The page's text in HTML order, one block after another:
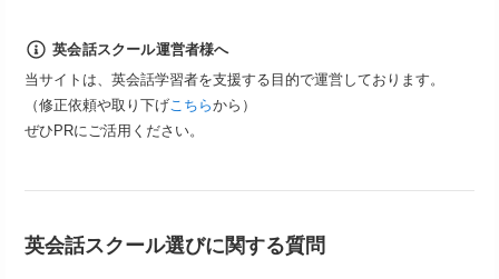
英会話スクール運営者様へ
当サイトは、英会話学習者を支援する目的で運営しております。
（修正依頼や取り下げこちらから）
ぜひPRにご活用ください。
英会話スクール選びに関する質問